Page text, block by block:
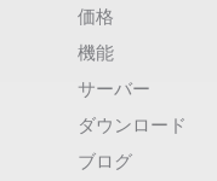
価格
機能
サーバー
ダウンロード
ブログ